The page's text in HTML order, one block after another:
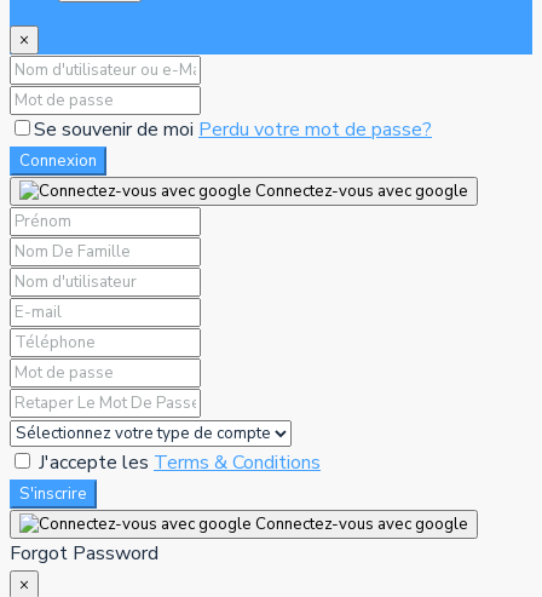
×
Se souvenir de moi Perdu votre mot de passe?
Connexion
Connectez-vous avec google
J'accepte les Terms & Conditions
S'inscrire
Connectez-vous avec google
Forgot Password
×